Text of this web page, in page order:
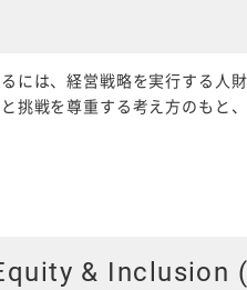
には、経営戦略を実行する人
挑戦を尊重する考え方のもと
& Inclusion